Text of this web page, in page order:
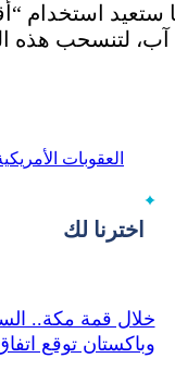
ستعيد استخدام
آب، لتنسحب هذه
العقوبات
اخترنا لك
خلال قمة مكة..
وباكستان توقع